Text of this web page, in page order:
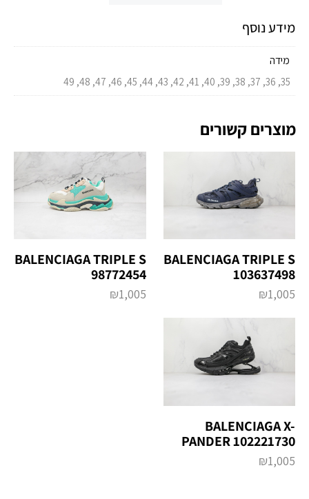
מידע נוסף
מידה
35, 36, 37, 38, 39, 40, 41, 42, 43, 44, 45, 46, 47, 48, 49
מוצרים קשורים
BALENCIAGA TRIPLE S
103637498
₪1,005
BALENCIAGA TRIPLE S
98772454
₪1,005
BALENCIAGA X-
PANDER 102221730
₪1,005